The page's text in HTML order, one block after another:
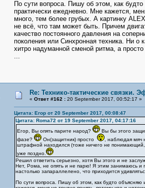
По сути вопроса. Пишу об этом, как
практически ежедневно. Мне кажется,
много, тем более грубых. А картинку
не всё, что там может быть. Причем
качество постоянного давления на
поколения или Синхронная техника. Ни о
хитро надуманной сменой ритма, а
...
Re: Технико-тактические связки.
« Ответ #162 :20 September 2017, 00:52:17 »
Цитата: Егор от 20 September 2017, 00:08:47
Цитата: Roma72 от 19 September 2017, 04:17:16
Егор, Вы опять парите народ?
Вы бы этого
фазе?
Он(защитник) просто
, наблюдая мяч
штрафной находился (тоже ничего не
уже поздно.
Решил ответить серьезно, хотя Вы этого и не
Нет, Рома, не опять и не парю! Я этим занимаюсь и
настолько запараллелено, что приходится
По сути вопроса. Пишу об этом, как будто